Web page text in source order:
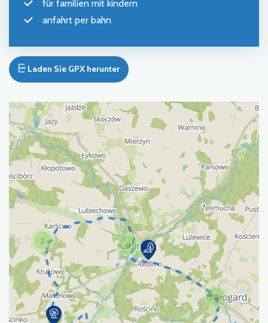
für familien mit kindern
anfahrt per bahn
Laden Sie GPX herunter
9
2
6